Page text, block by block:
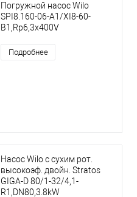
Погружной насос Wilo
SPI8.160-06-A1/XI8-60-
B1,Rp6,3x400V
Подробнее
Насос Wilo с сухим рот.
высокоэф. двойн. Stratos
GIGA-D 80/1-32/4,1-
R1,DN80,3.8kW